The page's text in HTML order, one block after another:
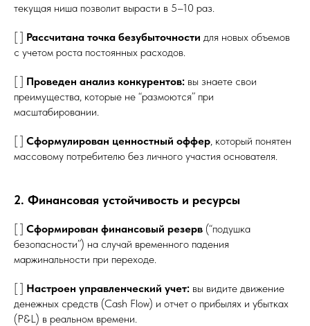
текущая ниша позволит вырасти в 5–10 раз.
[ ] Рассчитана точка безубыточности для новых объемов
с учетом роста постоянных расходов.
[ ] Проведен анализ конкурентов: вы знаете свои
преимущества, которые не “размоются” при
масштабировании.
[ ] Сформулирован ценностный оффер, который понятен
массовому потребителю без личного участия основателя.
2. Финансовая устойчивость и ресурсы
[ ] Сформирован финансовый резерв (“подушка
безопасности”) на случай временного падения
маржинальности при переходе.
[ ] Настроен управленческий учет: вы видите движение
денежных средств (Cash Flow) и отчет о прибылях и убытках
(P&L) в реальном времени.